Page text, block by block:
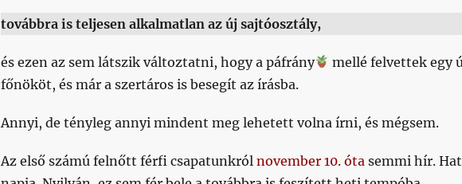
továbbra is teljesen alkalmatlan az új sajtóosztály,
és ezen az sem látszik változtatni, hogy a páfrány
mellé felvettek egy
főnököt, és már a szertáros is besegít az írásba.
Annyi, de tényleg annyi mindent meg lehetett volna írni, és mégsem.
Az első számú felnőtt férfi csapatunkról november 10. óta semmi hír. Hat